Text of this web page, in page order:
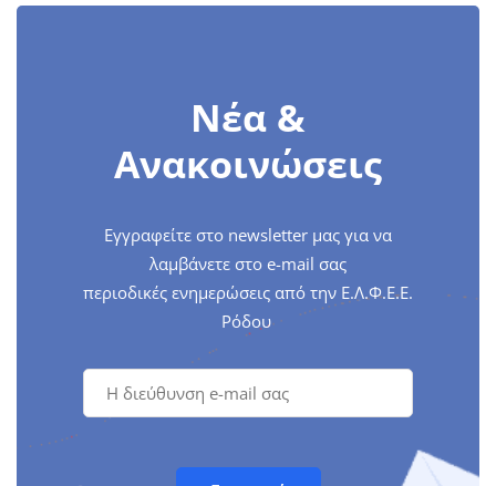
Νέα &
Ανακοινώσεις
Εγγραφείτε στο newsletter μας για να
λαμβάνετε στο e-mail σας
περιοδικές ενημερώσεις από την Ε.Λ.Φ.Ε.Ε.
Ρόδου